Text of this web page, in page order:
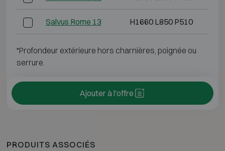
Salvus Rome 13 H1660 L850 P510
*Profondeur extérieure hors charnières, poignée ou
serrure.
Ajouter à l'offre
PRODUITS ASSOCIÉS